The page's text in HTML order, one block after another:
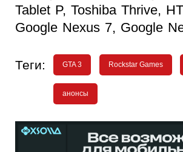
Tablet P, Toshiba Thrive,
Google Nexus 7, Google
Теги: GTA 3 Rockstar Games
анонсы